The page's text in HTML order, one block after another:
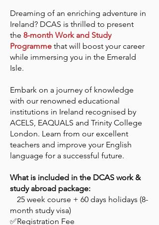
Dreaming of an enriching adventure in
Ireland? DCAS is thrilled to present
the 8-month Work and Study
Programme that will boost your career
while immersing you in the Emerald
Isle.
Embark on a journey of knowledge
with our renowned educational
institutions in Ireland recognised by
ACELS, EAQUALS and Trinity College
London. Learn from our excellent
teachers and improve your English
language for a successful future.
What is included in the DCAS work &
study abroad package:
25 week course + 60 days holidays (8-
month study visa)
✅Registration Fee